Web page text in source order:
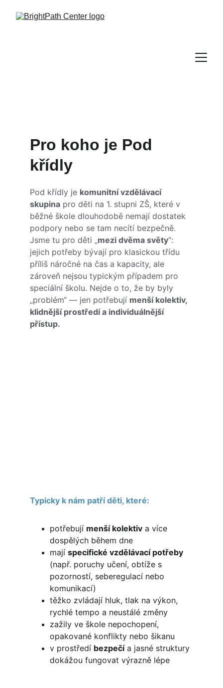
Pro koho je Pod
křídly
Pod křídly je komunitní vzdělávací
skupina pro děti na 1. stupni ZŠ, které v
běžné škole dlouhodobě nemají dostatek
podpory nebo se tam necítí bezpečně.
Jsme tu pro děti „mezi dvěma světy“:
jejich potřeby bývají pro klasickou třídu
příliš náročné na čas a kapacity, ale
zároveň nejsou typickým případem pro
speciální školu. Nejde o to, že by byly
„problém“ — jen potřebují menší kolektiv,
klidnější prostředí a individuálnější
přístup.
Typicky k nám patří děti, které:
potřebují menší kolektiv a více
dospělých během dne
mají specifické vzdělávací potřeby
(např. poruchy učení, obtíže s
pozorností, seberegulací nebo
komunikací)
těžko zvládají hluk, tlak na výkon,
rychlé tempo a neustálé změny
zažily ve škole nepochopení,
opakované konflikty nebo šikanu
v prostředí bezpečí a jasné struktury
dokážou fungovat výrazně lépe